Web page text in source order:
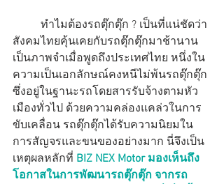
สังคมไทยคุ้นเคยกับรถตุ๊กตุ๊กมาช้านาน
เป็นภาพจำเมื่อพูดถึงประเทศไทย หนึ่งใน
ความเป็นเอกลักษณ์คงหนีไม่พ้นรถตุ๊กตุ๊ก
ซึ่งอยู่ในฐานะรถโดยสารรับจ้างตามหัว
เมืองทั่วไป ด้วยความคล่องแคล่วในการ
ขับเคลื่อน รถตุ๊กตุ๊กได้รับความนิยมใน
การสัญจรและขนของอย่างมาก นี่จึงเป็น
เหตุผลหลักที่ BIZ NEX Motor มองเห็นถึง
โอกาสในการพัฒนารถตุ๊กตุ๊ก จากรถ